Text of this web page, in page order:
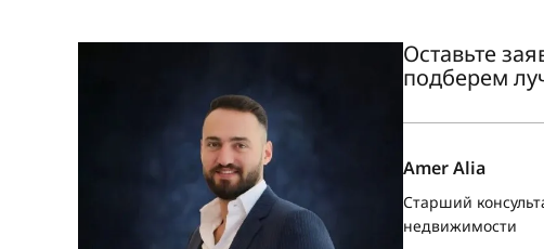
Оставьте
подберем
Amer Alia
Старший
недвижимости